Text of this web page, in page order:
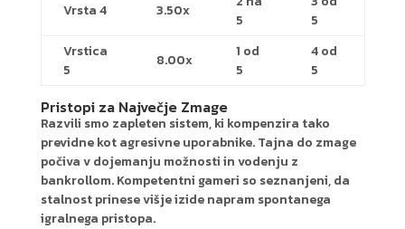
Vrsta 4 3.50x
5
5
Vrstica
5
8.00x
1 od
5
4 od
5
Pristopi za Največje Zmage
Razvili smo zapleten sistem, ki kompenzira tako
previdne kot agresivne uporabnike. Tajna do zmage
počiva v dojemanju možnosti in vodenju z
bankrollom. Kompetentni gameri so seznanjeni, da
stalnost prinese višje izide napram spontanega
igralnega pristopa.